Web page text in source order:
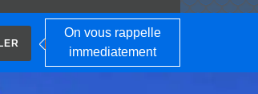
On vous rappelle
immediatement